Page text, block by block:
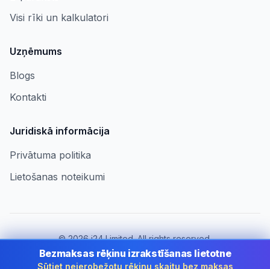
Visi rīki un kalkulatori
Uzņēmums
Blogs
Kontakti
Juridiskā informācija
Privātuma politika
Lietošanas noteikumi
©2026i24 Limited. All rights reserved.
Uzņēmumiem Latvia
Bezmaksas rēķinu izrakstīšanas lietotne
Sūtiet neierobežotu rēķinu skaitu bez maksas